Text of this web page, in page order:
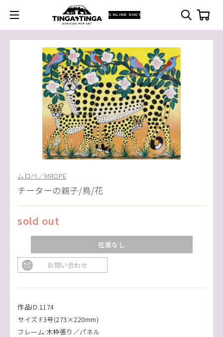
ONLINE SHOP
ムロペ／MROPE
チーターの親子/鳥/花
sold out
在庫なし
お問い合わせ
作品ID:1174
サイズ:F3号(273×220mm)
フレーム:木枠張り／パネル